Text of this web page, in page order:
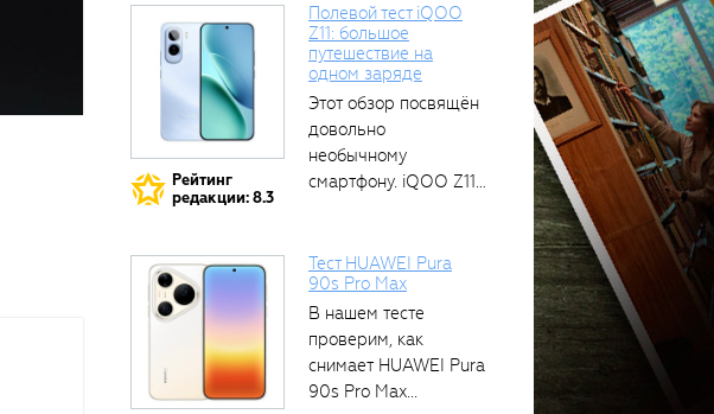
Рейтинг
редакции: 8.3
Полевой тест iQOO
Z11: большое
путешествие на
одном заряде
Этот обзор посвящён
довольно
необычному
смартфону. iQOO Z11
Тест HUAWEI Pura
90s Pro Max
В нашем тесте
проверим, как
снимает HUAWEI Pura
90s Pro Max...